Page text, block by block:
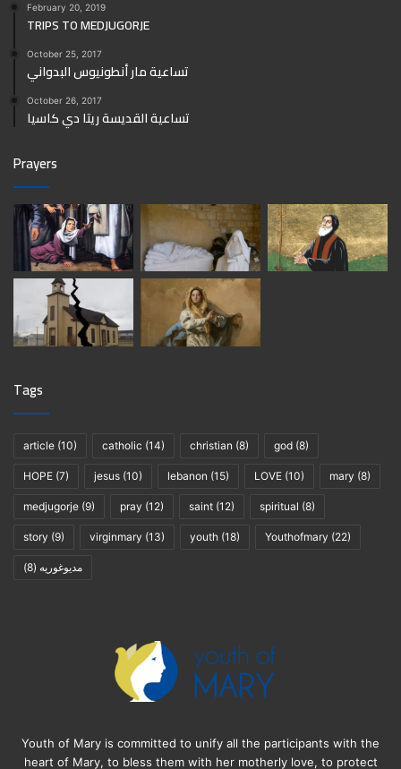
February 20, 2019
TRIPS TO MEDJUGORJE
October 25, 2017
تساعية مار أنطونيوس البدواني
October 26, 2017
تساعية القديسة ريتا دي كاسيا
Prayers
Tags
article (10) catholic (14) christian (8) god (8)
HOPE (7) jesus (10) lebanon (15) LOVE (10) mary (8)
medjugorje (9) pray (12) saint (12) spiritual (8)
story (9) virginmary (13) youth (18) Youthofmary (22)
مديوغوريه (8)
Youth of Mary is committed to unify all the participants with the
heart of Mary, to bless them with her motherly love, to protect